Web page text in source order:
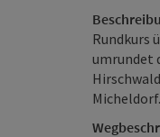
Rundkurs
umrundet
Micheldorf.